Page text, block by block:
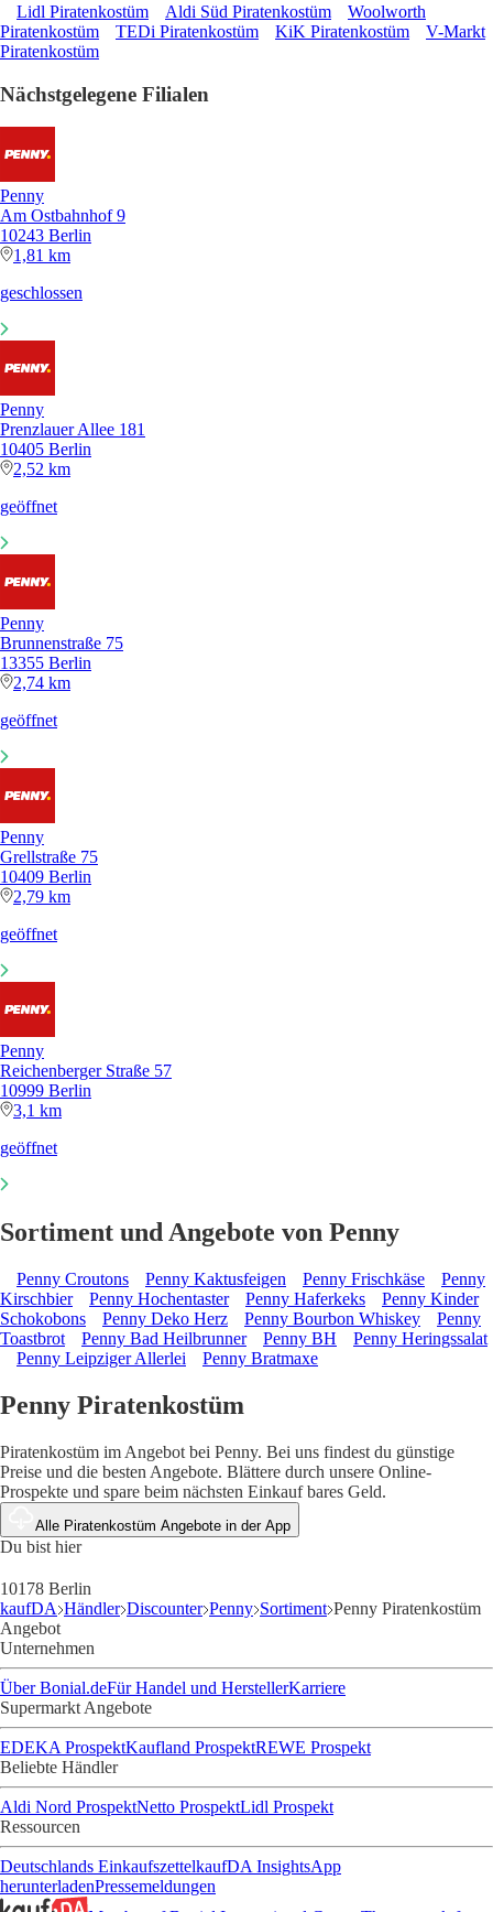
Lidl Piratenkostüm Aldi Süd Piratenkostüm
Woolworth
Piratenkostüm
TEDi Piratenkostüm KiK Piratenkostüm
V-Markt
Piratenkostüm
Nächstgelegene Filialen
Penny
Am Ostbahnhof 9
10243 Berlin
1,81 km
geschlossen
Penny
Prenzlauer Allee 181
10405 Berlin
2,52 km
geöffnet
Penny
Brunnenstraße 75
13355 Berlin
2,74 km
geöffnet
Penny
Grellstraße 75
10409 Berlin
2,79 km
geöffnet
Penny
Reichenberger Straße 57
10999 Berlin
3,1 km
geöffnet
Sortiment und Angebote von Penny
Penny Croutons Penny Kaktusfeigen Penny Frischkäse
Penny
Kirschbier
Penny Hochentaster Penny Haferkeks
Penny Kinder
Schokobons
Penny Deko Herz Penny Bourbon Whiskey
Penny
Toastbrot
Penny Bad Heilbrunner Penny BH
Penny Heringssalat
Penny Leipziger Allerlei
Penny Bratmaxe
Penny Piratenkostüm
Piratenkostüm im Angebot bei Penny. Bei uns findest du günstige
Preise und die besten Angebote. Blättere durch unsere Online-
Prospekte und spare beim nächsten Einkauf bares Geld.
Alle Piratenkostüm Angebote in der App
Du bist hier
10178 Berlin
kaufDA Händler Discounter Penny Sortiment Penny Piratenkostüm
Angebot
Unternehmen
Über Bonial.deFür Handel und HerstellerKarriere
Supermarkt Angebote
EDEKA ProspektKaufland ProspektREWE Prospekt
Beliebte Händler
Aldi Nord ProspektNetto ProspektLidl Prospekt
Ressourcen
Deutschlands EinkaufszettelkaufDA InsightsApp
herunterladenPressemeldungen